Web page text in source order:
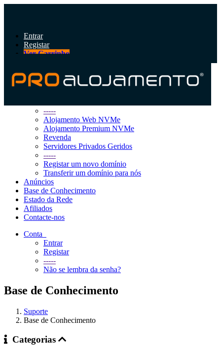
Entrar
Registar
Ver Carrinho
Alternar
navegação
Área do Cliente
-----
Alojamento Web NVMe
Alojamento Premium NVMe
Revenda
Servidores Privados Geridos
-----
Registar um novo domínio
Transferir um domínio para nós
Anúncios
Base de Conhecimento
Estado da Rede
Afiliados
Contacte-nos
Conta
Entrar
Registar
-----
Não se lembra da senha?
Base de Conhecimento
Suporte
Base de Conhecimento
Categorias